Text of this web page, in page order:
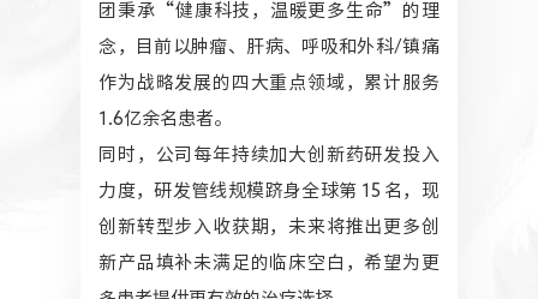
团秉承“健康科技，温暖更多生命”的理
念，目前以肿瘤、肝病、呼吸和外科/镇痛
作为战略发展的四大重点领域，累计服务
1.6亿余名患者。
同时，公司每年持续加大创新药研发投入
力度，研发管线规模跻身全球第 15 名，现
创新转型步入收获期，未来将推出更多创
新产品填补未满足的临床空白，希望为更